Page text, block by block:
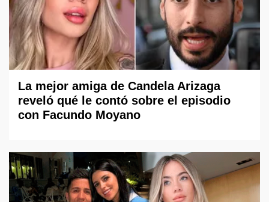
La mejor amiga de Candela Arizaga
reveló qué le contó sobre el episodio
con Facundo Moyano